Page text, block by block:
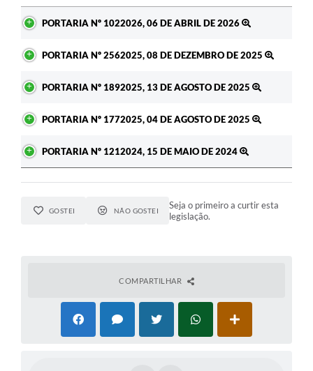
PORTARIA Nº 1022026, 06 DE ABRIL DE 2026
PORTARIA Nº 2562025, 08 DE DEZEMBRO DE 2025
PORTARIA Nº 1892025, 13 DE AGOSTO DE 2025
PORTARIA Nº 1772025, 04 DE AGOSTO DE 2025
PORTARIA Nº 1212024, 15 DE MAIO DE 2024
GOSTEI NÃO GOSTEI
Seja o primeiro a curtir esta
legislação.
COMPARTILHAR